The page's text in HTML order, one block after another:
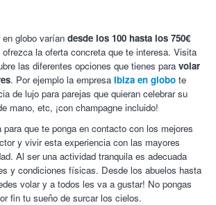
globo varían desde los 100 hasta los 750€
la oferta concreta que te interesa. Visita
las diferentes opciones que tienes para volar
. Por ejemplo la empresa Ibiza en globo te
de lujo para parejas que quieran celebrar su
mano, etc, ¡con champagne incluido!
que te ponga en contacto con los mejores
y vivir esta experiencia con las mayores
Al ser una actividad tranquila es adecuada
y condiciones físicas. Desde los abuelos hasta
volar y a todos les va a gustar! No pongas
fin tu sueño de surcar los cielos.